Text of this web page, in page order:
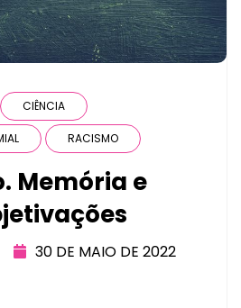
CIÊNCIA
RACISMO
Memória e
30 DE MAIO DE 2022